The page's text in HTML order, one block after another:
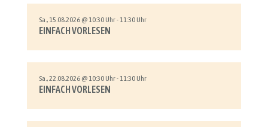
Sa., 15.08.2026 @ 10:30 Uhr - 11:30 Uhr
EINFACH VORLESEN
Sa., 22.08.2026 @ 10:30 Uhr - 11:30 Uhr
EINFACH VORLESEN